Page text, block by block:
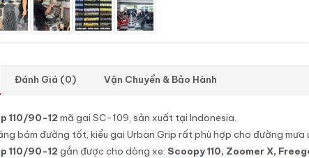
Đánh Giá (0) Vận Chuyển & Bảo Hành
110/90-12 mã gai SC-109, sản xuất tại Indonesia.
bám đường tốt, kiểu gai Urban Grip rất phù hợp cho đường
110/90-12 gắn được cho dòng xe: Scoopy 110, Zoomer X,